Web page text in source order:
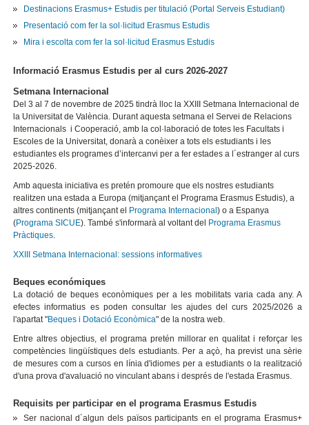
Destinacions Erasmus+ Estudis per titulació (Portal Serveis Estudiant)
Presentació com fer la sol·licitud Erasmus Estudis
Mira i escolta com fer la sol·licitud Erasmus Estudis
Informació Erasmus Estudis per al curs 2026-2027
Setmana Internacional
Del 3 al 7 de novembre de 2025 tindrà lloc la XXIII Setmana Internacional de
la Universitat de València. Durant aquesta setmana el Servei de Relacions
Internacionals i Cooperació, amb la col·laboració de totes les Facultats i
Escoles de la Universitat, donarà a conèixer a tots els estudiants i les
estudiantes els programes d’intercanvi per a fer estades a l´estranger al curs
2025-2026.
Amb aquesta iniciativa es pretén promoure que els nostres estudiants
realitzen una estada a Europa (mitjançant el Programa Erasmus Estudis), a
altres continents (mitjançant el
Programa Internacional) o a Espanya
(Programa SICUE). També s'informarà al voltant del
Programa Erasmus
Pràctiques.
XXIII Setmana Internacional: sessions informatives
Beques económiques
La dotació de beques econòmiques per a les mobilitats varia cada any. A
efectes informatius es poden consultar les ajudes del curs 2025/2026 a
l'apartat "Beques i Dotació Econòmica" de la nostra web.
Entre altres objectius, el programa pretén millorar en qualitat i reforçar les
competències lingüístiques dels estudiants. Per a açò, ha previst una sèrie
de mesures com a cursos en línia d'idiomes per a estudiants o la realització
d'una prova d'avaluació no vinculant abans i després de l'estada Erasmus.
Requisits per participar en el programa Erasmus Estudis
Ser nacional d´algun dels països participants en el programa Erasmus+